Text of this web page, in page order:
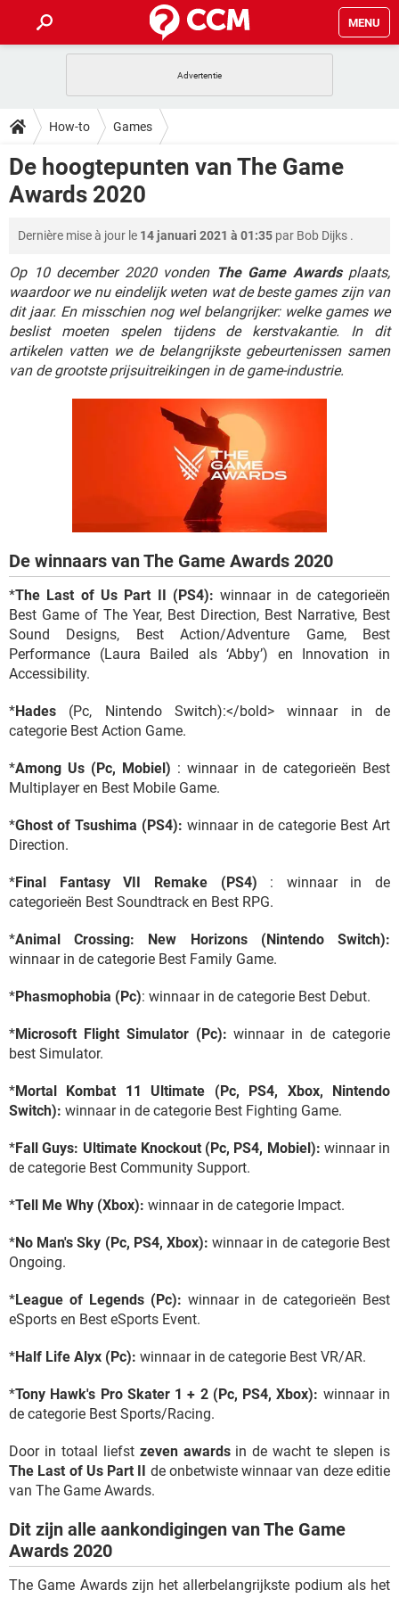
MENU
INSTAGRAM
NETFLIX CORONAVIRUS
GRATIS
HOW-TO
VIDEOBELLEN
INSTAGRAM WINDOWS 10
GRATIS SNAPCHAT
TIKTOK
DOWNLOADS
VIDEOBELLEN
GRATIS SNAPCHAT
TIKTOK
FORUM
VIDEOBELLEN GAMES
INSTAGRAM WINDOWS 10
NETFLIX CORONAVIRUS
GRATIS SNAPCHAT
TIKTOK
VIDEOBELLEN GAMES
INSTAGRAM WINDOWS 10
NETFLIX CORONAVIRUS
GRATIS SNAPCHAT
How-to Games
De hoogtepunten van The Game
Awards 2020
Dernière mise à jour le 14 januari 2021 à 01:35 par Bob Dijks .
Op 10 december 2020 vonden The Game Awardsplaats,
waardoor we nu eindelijk weten wat de beste games zijn van
dit jaar. En misschien nog wel belangrijker: welke games we
beslist moeten spelen tijdens de kerstvakantie. In dit
artikelen vatten we de belangrijkste gebeurtenissen samen
van de grootste prijsuitreikingen in de game-industrie.
De winnaars van The Game Awards 2020
*The Last of Us Part II (PS4): winnaar in de categorieën
Best Game of The Year, Best Direction, Best Narrative, Best
Sound Designs, Best Action/Adventure Game, Best
Performance (Laura Bailed als ‘Abby’) en Innovation in
Accessibility.
*Hades (Pc, Nintendo Switch):</bold> winnaar in de
categorie Best Action Game.
*Among Us (Pc, Mobiel) : winnaar in de categorieën Best
Multiplayer en Best Mobile Game.
*Ghost of Tsushima (PS4): winnaar in de categorie Best Art
Direction.
*Final Fantasy VII Remake (PS4) : winnaar in de
categorieën Best Soundtrack en Best RPG.
*Animal Crossing: New Horizons (Nintendo Switch):
winnaar in de categorie Best Family Game.
*Phasmophobia (Pc): winnaar in de categorie Best Debut.
*Microsoft Flight Simulator (Pc): winnaar in de categorie
best Simulator.
*Mortal Kombat 11 Ultimate (Pc, PS4, Xbox, Nintendo
Switch): winnaar in de categorie Best Fighting Game.
*Fall Guys: Ultimate Knockout (Pc, PS4, Mobiel): winnaar in
de categorie Best Community Support.
*Tell Me Why (Xbox): winnaar in de categorie Impact.
*No Man's Sky (Pc, PS4, Xbox): winnaar in de categorie Best
Ongoing.
*League of Legends (Pc): winnaar in de categorieën Best
eSports en Best eSports Event.
*Half Life Alyx (Pc): winnaar in de categorie Best VR/AR.
*Tony Hawk's Pro Skater 1 + 2 (Pc, PS4, Xbox): winnaar in
de categorie Best Sports/Racing.
Door in totaal liefst zeven awardsin de wacht te slepen is
The Last of Us Part II de onbetwiste winnaar van deze editie
van The Game Awards.
Dit zijn alle aankondigingen van The Game
Awards 2020
The Game Awards zijn het allerbelangrijkste podium als het